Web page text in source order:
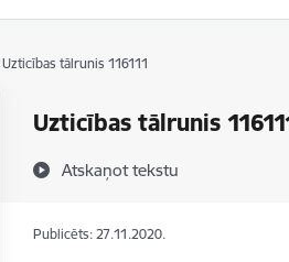
Uzticības tālrunis 116111
Uzticības tālrunis
Atskaņot tekstu
Publicēts: 27.11.2020.